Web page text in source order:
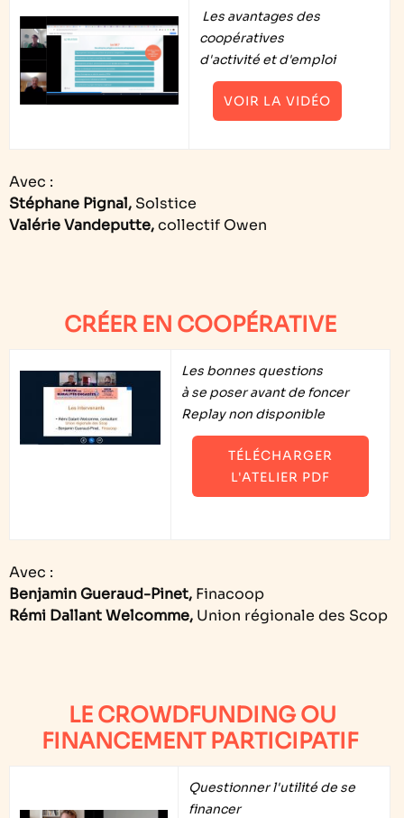
Les avantages des
coopératives
d'activité et d'emploi
VOIR LA VIDÉO
Avec :
Stéphane Pignal, Solstice
Valérie Vandeputte,collectif Owen
CRÉER EN COOPÉRATIVE
Les bonnes questions
à se poser avant de foncer
Replay non disponible
TÉLÉCHARGER
L'ATELIER PDF
Avec :
Benjamin Gueraud-Pinet, Finacoop
Rémi Dallant Welcomme, Union régionale des Scop
LE CROWDFUNDING OU
FINANCEMENT PARTICIPATIF
Questionner l'utilité de se
financer